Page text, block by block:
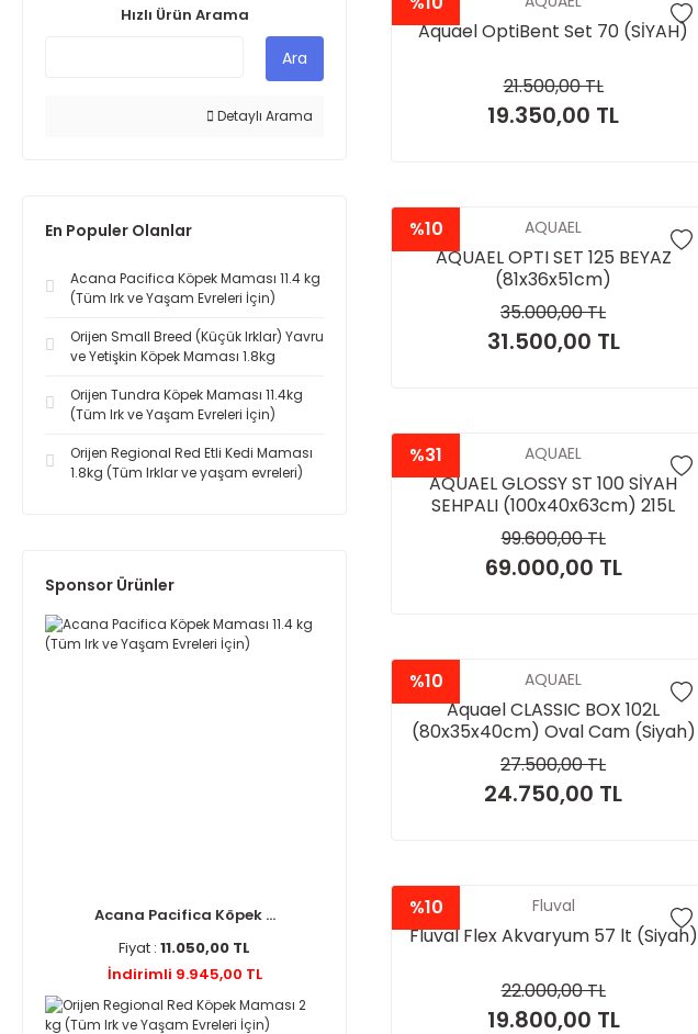
Hızlı Ürün Arama
Ara
Detaylı Arama
En Populer Olanlar
Acana Pacifica Köpek Maması 11.4 kg
(Tüm Irk ve Yaşam Evreleri İçin)
Orijen Small Breed (Küçük Irklar) Yavru
ve Yetişkin Köpek Maması 1.8kg
Orijen Tundra Köpek Maması 11.4kg
(Tüm Irk ve Yaşam Evreleri İçin)
Orijen Regional Red Etli Kedi Maması
1.8kg (Tüm Irklar ve yaşam evreleri)
Sponsor Ürünler
Acana Pacifica Köpek ...
Fiyat : 11.050,00 TL
İndirimli 9.945,00 TL
Aquael OptiBent Set 70 (SİYAH)
21.500,00 TL
19.350,00 TL
%10 AQUAEL
AQUAEL OPTI SET 125 BEYAZ
(81x36x51cm)
35.000,00 TL
31.500,00 TL
%31 AQUAEL
AQUAEL GLOSSY ST 100 SİYAH
SEHPALI (100x40x63cm) 215L
99.600,00 TL
69.000,00 TL
%10 AQUAEL
Aquael CLASSIC BOX 102L
(80x35x40cm) Oval Cam (Siyah)
27.500,00 TL
24.750,00 TL
%10 Fluval
Fluval Flex Akvaryum 57 lt (Siyah)
22.000,00 TL
19.800,00 TL